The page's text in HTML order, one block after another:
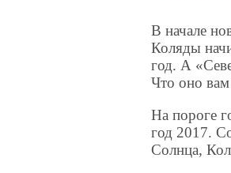
В начале
Коляды
год. А
Что оно вам
На пороге
год 2017.
Солнца,